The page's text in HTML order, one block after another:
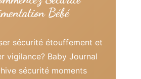
Bébé
sécurité étouffement et
vigilance? Baby Journal
sécurité moments